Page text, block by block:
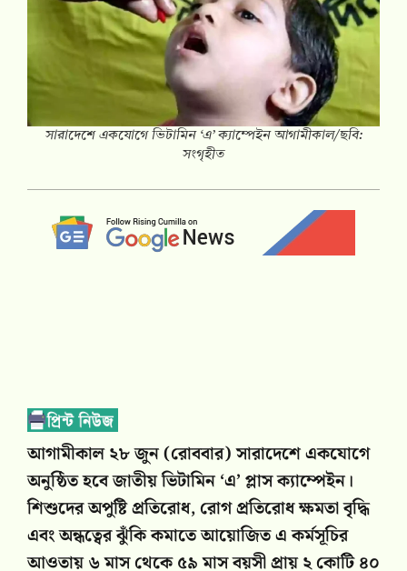
সারাদেশে একযোগে ভিটামিন ‘এ’ ক্যাম্পেইন আগামীকাল/ছবি:
সংগৃহীত
আগামীকাল ২৮ জুন (রোববার) সারাদেশে একযোগে
অনুষ্ঠিত হবে জাতীয় ভিটামিন ‘এ’ প্লাস ক্যাম্পেইন।
শিশুদের অপুষ্টি প্রতিরোধ, রোগ প্রতিরোধ ক্ষমতা বৃদ্ধি
এবং অন্ধত্বের ঝুঁকি কমাতে আয়োজিত এ কর্মসূচির
আওতায় ৬ মাস থেকে ৫৯ মাস বয়সী প্রায় ২ কোটি ৪০